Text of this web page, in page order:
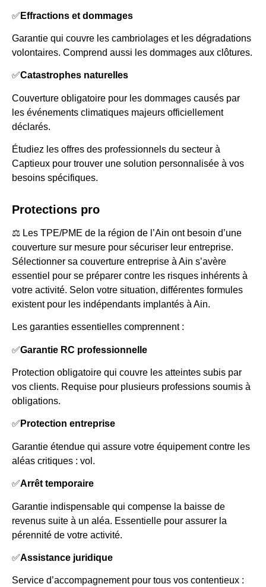
✅ Effractions et dommages
Garantie qui couvre les cambriolages et les dégradations
volontaires. Comprend aussi les dommages aux clôtures.
✅Catastrophes naturelles
Couverture obligatoire pour les dommages causés par
les événements climatiques majeurs officiellement
déclarés.
Étudiez les offres des professionnels du secteur à
Captieux pour trouver une solution personnalisée à vos
besoins spécifiques.
Protections pro
⚖️ Les TPE/PME de la région de l’Ain ont besoin d’une
couverture sur mesure pour sécuriser leur entreprise.
Sélectionner sa couverture entreprise à Ain s’avère
essentiel pour se préparer contre les risques inhérents à
votre activité. Selon votre situation, différentes formules
existent pour les indépendants implantés à Ain.
Les garanties essentielles comprennent :
✅Garantie RC professionnelle
Protection obligatoire qui couvre les atteintes subis par
vos clients. Requise pour plusieurs professions soumis à
obligations.
✅ Protection entreprise
Garantie étendue qui assure votre équipement contre les
aléas critiques : vol.
✅Arrêt temporaire
Garantie indispensable qui compense la baisse de
revenus suite à un aléa. Essentielle pour assurer la
pérennité de votre activité.
✅Assistance juridique
Service d’accompagnement pour tous vos contentieux :